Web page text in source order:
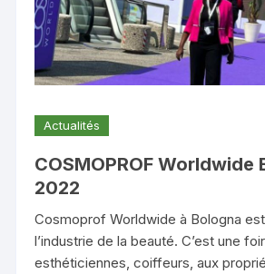
Actualités
COSMOPROF Worldwide
2022
Cosmoprof Worldwide à Bologna
l’industrie de la beauté. C’est une
esthéticiennes, coiffeurs, aux